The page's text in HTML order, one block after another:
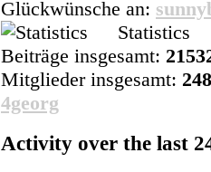
Glückwünsche an:
Statistics
Beiträge insgesamt:
Mitglieder insgesamt:
4georg
Activity over the last